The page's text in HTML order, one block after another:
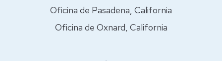
Oficina de Pasadena, California
Oficina de Oxnard, California